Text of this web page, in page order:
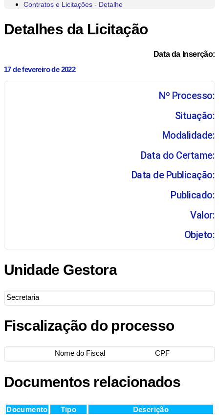
Contratos e Licitações - Detalhe
Detalhes da Licitação
Data da Inserção:
17 de fevereiro de 2022
Nº Processo:
Situação:
Modalidade:
Data do Certame:
Data de Publicação:
Publicado:
Valor:
Objeto:
Unidade Gestora
Secretaria
Fiscalização do processo
Nome do Fiscal CPF
Documentos relacionados
Documento Tipo Descrição